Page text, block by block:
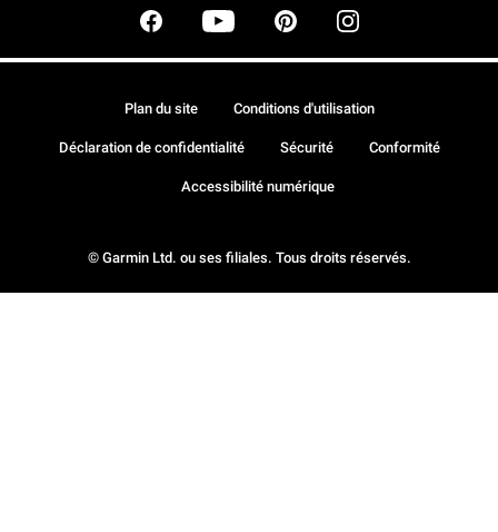
© Garmin Ltd. ou ses filiales. Tous droits réservés.
Plan du site Conditions d'utilisation
Déclaration de confidentialité Sécurité Conformité
Accessibilité numérique